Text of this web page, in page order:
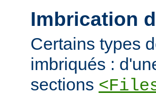
Imbrication
Certains types
imbriqués :
sections